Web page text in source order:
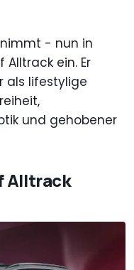
- nun in
ein. Er
als lifestylige
und gehobener
Alltrack